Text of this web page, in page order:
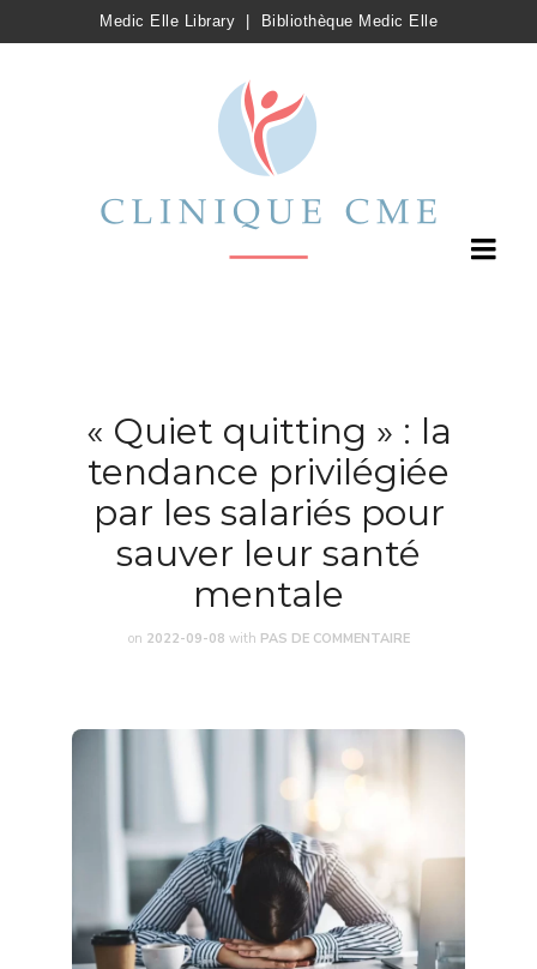
Medic Elle Library Bibliothèque Medic Elle
« Quiet quitting » : la
tendance privilégiée
par les salariés pour
sauver leur santé
mentale
on 2022-09-08 with PAS DE COMMENTAIRE